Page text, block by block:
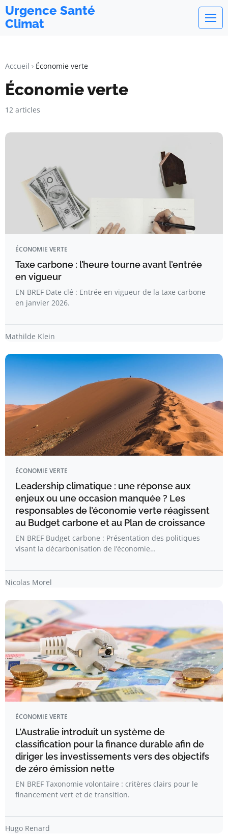
Urgence Santé
Climat
Accueil Économie verte
Économie verte
12 articles
ÉCONOMIE VERTE
Taxe carbone : l’heure tourne avant l’entrée
en vigueur
EN BREF Date clé : Entrée en vigueur de la taxe carbone
en janvier 2026.
Mathilde Klein
ÉCONOMIE VERTE
Leadership climatique : une réponse aux
enjeux ou une occasion manquée ? Les
responsables de l’économie verte réagissent
au Budget carbone et au Plan de croissance
EN BREF Budget carbone : Présentation des politiques
visant la décarbonisation de l’économie…
Nicolas Morel
ÉCONOMIE VERTE
L’Australie introduit un système de
classification pour la finance durable afin de
diriger les investissements vers des objectifs
de zéro émission nette
EN BREF Taxonomie volontaire : critères clairs pour le
financement vert et de transition.
Hugo Renard